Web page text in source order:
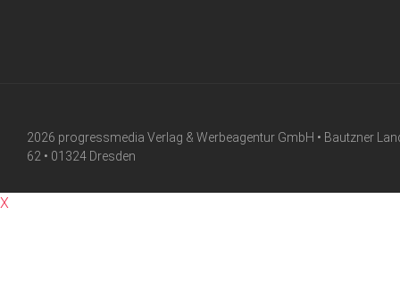
2026 progressmedia Verlag & Werbeagentur GmbH • Bautzner
62 • 01324 Dresden
X